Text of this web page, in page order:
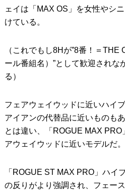
ェイは「MAX OS」を女性やシ
けている。
（これでもし8Hが”8番！＝
ール番組名）”として歓迎されな
る）
フェアウェイウッドに近いハイ
アイアンの代替品に近いものも
とは違い、「ROGUE MAX
アウェイウッドに近いモデルだ。
「ROGUE ST MAX PRO」ハイ
の反りがより強調され、フェー